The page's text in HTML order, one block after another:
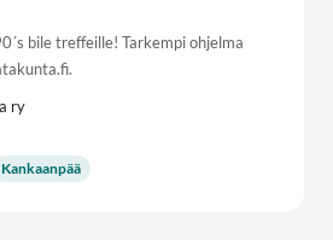
bile treffeille! Tarkempi ohjelma
ry
Kankaanpää